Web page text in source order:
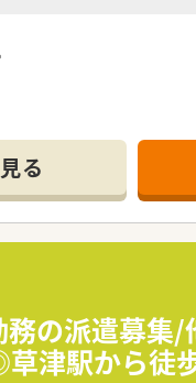
る
の派遣募
津駅から徒